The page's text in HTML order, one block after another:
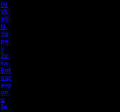
IN
VE
XE
N,
Ya
pa
y
Ze
ka
Ent
egr
asy
on
u
ile